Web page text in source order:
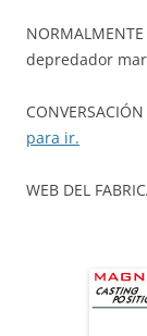
depredador
para ir.
WEB DEL